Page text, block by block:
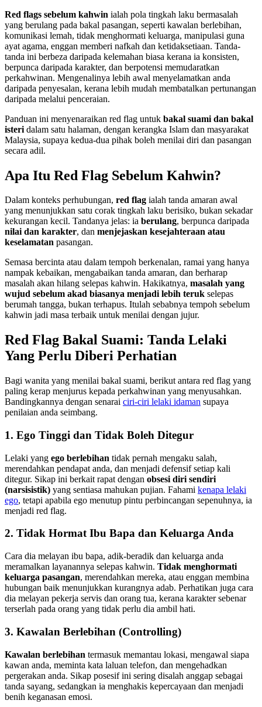
Red flags sebelum kahwin ialah pola tingkah laku bermasalah
yang berulang pada bakal pasangan, seperti kawalan berlebihan,
komunikasi lemah, tidak menghormati keluarga, manipulasi guna
ayat agama, enggan memberi nafkah dan ketidaksetiaan. Tanda-
tanda ini berbeza daripada kelemahan biasa kerana ia konsisten,
berpunca daripada karakter, dan berpotensi memudaratkan
perkahwinan. Mengenalinya lebih awal menyelamatkan anda
daripada penyesalan, kerana lebih mudah membatalkan pertunangan
daripada melalui penceraian.
Panduan ini menyenaraikan red flag untuk bakal suami dan bakal
isteri dalam satu halaman, dengan kerangka Islam dan masyarakat
Malaysia, supaya kedua-dua pihak boleh menilai diri dan pasangan
secara adil.
Apa Itu Red Flag Sebelum Kahwin?
Dalam konteks perhubungan, red flag ialah tanda amaran awal
yang menunjukkan satu corak tingkah laku berisiko, bukan sekadar
kekurangan kecil. Tandanya jelas: ia berulang, berpunca daripada
nilai dan karakter, dan menjejaskan kesejahteraan atau
keselamatan pasangan.
Semasa bercinta atau dalam tempoh berkenalan, ramai yang hanya
nampak kebaikan, mengabaikan tanda amaran, dan berharap
masalah akan hilang selepas kahwin. Hakikatnya, masalah yang
wujud sebelum akad biasanya menjadi lebih teruk selepas
berumah tangga, bukan terhapus. Itulah sebabnya tempoh sebelum
kahwin jadi masa terbaik untuk menilai dengan jujur.
Red Flag Bakal Suami: Tanda Lelaki
Yang Perlu Diberi Perhatian
Bagi wanita yang menilai bakal suami, berikut antara red flag yang
paling kerap menjurus kepada perkahwinan yang menyusahkan.
Bandingkannya dengan senarai ciri-ciri lelaki idaman supaya
penilaian anda seimbang.
1. Ego Tinggi dan Tidak Boleh Ditegur
Lelaki yang ego berlebihan tidak pernah mengaku salah,
merendahkan pendapat anda, dan menjadi defensif setiap kali
ditegur. Sikap ini berkait rapat dengan obsesi diri sendiri
(narsisistik) yang sentiasa mahukan pujian. Fahami kenapa lelaki
ego, tetapi apabila ego menutup pintu perbincangan sepenuhnya, ia
menjadi red flag.
2. Tidak Hormat Ibu Bapa dan Keluarga Anda
Cara dia melayan ibu bapa, adik-beradik dan keluarga anda
meramalkan layanannya selepas kahwin. Tidak menghormati
keluarga pasangan, merendahkan mereka, atau enggan membina
hubungan baik menunjukkan kurangnya adab. Perhatikan juga cara
dia melayan pekerja servis dan orang tua, kerana karakter sebenar
terserlah pada orang yang tidak perlu dia ambil hati.
3. Kawalan Berlebihan (Controlling)
Kawalan berlebihan termasuk memantau lokasi, mengawal siapa
kawan anda, meminta kata laluan telefon, dan mengehadkan
pergerakan anda. Sikap posesif ini sering disalah anggap sebagai
tanda sayang, sedangkan ia menghakis kepercayaan dan menjadi
benih keganasan emosi.